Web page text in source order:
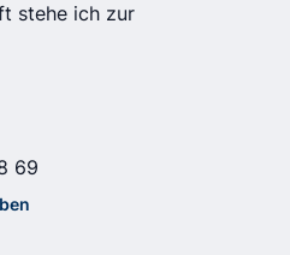
stehe ich zur
69